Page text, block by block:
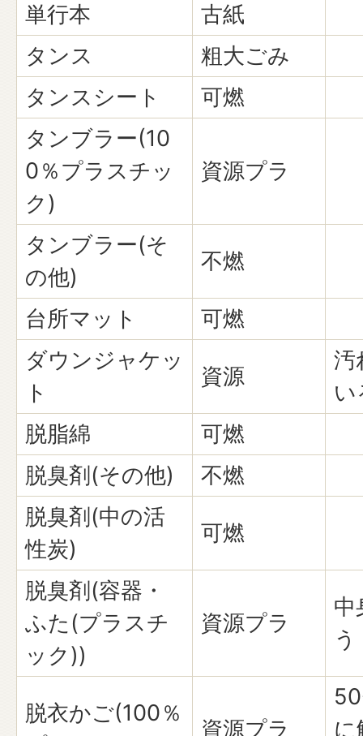
単行本
古紙
タンス
粗大ごみ
タンスシート
可燃
タンブラー(10
0％プラスチッ
ク)
資源プラ
タンブラー(そ
の他)
不燃
台所マット
可燃
ダウンジャケッ
ト
資源
汚
い
脱脂綿
可燃
脱臭剤(その他)
不燃
脱臭剤(中の活
性炭)
可燃
脱臭剤(容器・
ふた(プラスチ
ック))
資源プラ
中
う
脱衣かご(100％
資源プラ
に